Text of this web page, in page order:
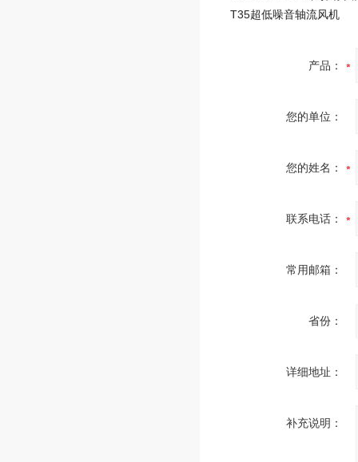
T35超低噪音轴流风机
产品：
您的单位：
您的姓名：
联系电话：
常用邮箱：
省份：
详细地址：
补充说明：